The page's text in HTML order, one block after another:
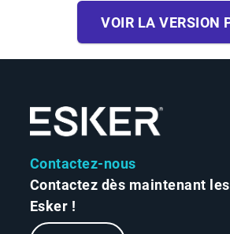
VOIR LA VERSION
Contactez-nous
Contactez dès maintenant
Esker !